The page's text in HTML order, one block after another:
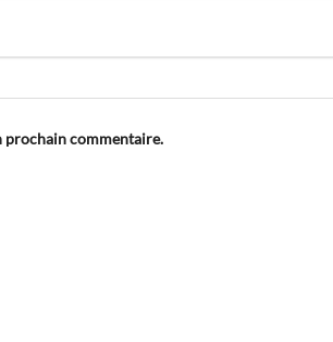
prochain commentaire.